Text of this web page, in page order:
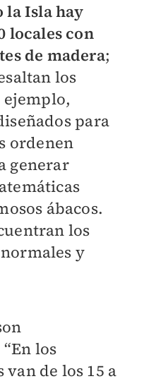
la Isla hay
locales con
de madera;
los
para
ordenen
generar
ábacos.
los
y
los
de los 15 a